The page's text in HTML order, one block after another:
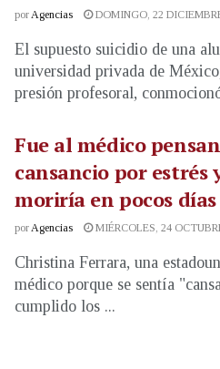
porAgencias DOMINGO, 22
El supuesto suicidio de una
universidad privada de
presión profesoral,
Fue al médico
cansancio por estrés
moriría en pocos días
porAgencias MIÉRCOLES, 24
Christina Ferrara, una
médico porque se sentía
cumplido los ...